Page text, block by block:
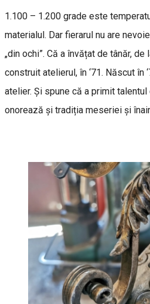
1.100 – 1.200 grade este
materialul. Dar fierarul nu are
„din ochi”. Că a învățat de tânăr,
construit atelierul, în ‘71. Născut în
atelier. Și spune că a primit talentul
onorează și tradiția meseriei și